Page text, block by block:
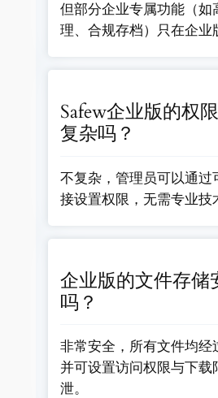
但部分企业专属功能（如
理、合规存档）只在企业
Safew企业版的权
复杂吗？
不复杂，管理员可以通过
接设置权限，无需专业技
企业版的文件存储
吗？
非常安全，所有文件均经
并可设置访问权限与下载
泄。